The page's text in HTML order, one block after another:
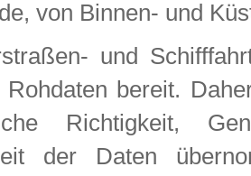
von Binnen- und
und
Rohdaten bereit.
Richtigkeit,
der Daten